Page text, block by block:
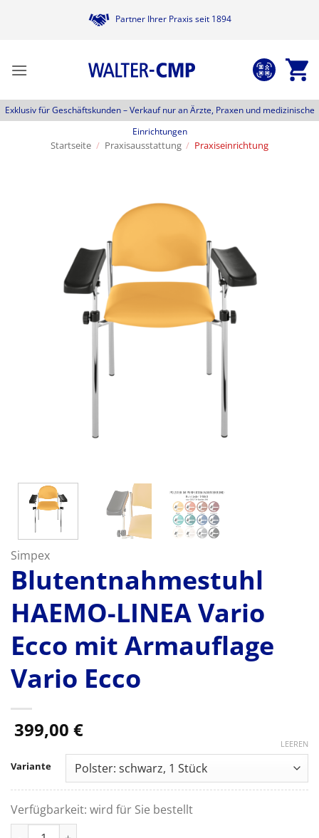
Partner Ihrer Praxis seit 1894
Exklusiv für Geschäftskunden –Verkauf nur an Ärzte, Praxen und medizinische
Einrichtungen
Startseite / Praxisausstattung / Praxiseinrichtung
Simpex
Blutentnahmestuhl
HAEMO-LINEA Vario
Ecco mit Armauflage
Vario Ecco
399,00 €
Variante
LEEREN
Verfügbarkeit: wird für Sie bestellt
Blutentnahmestuhl HAEMO-LINEA Vario Ecco mit Armauflage